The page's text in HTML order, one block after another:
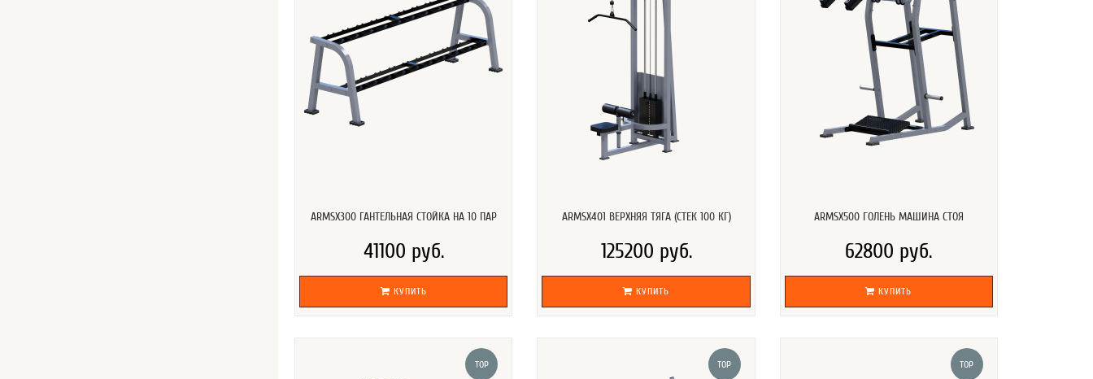
ARMSX300 ГАНТЕЛЬНАЯ СТОЙКА НА 10 ПАР
41100 руб.
КУПИТЬ
ARMSX401 ВЕРХНЯЯ ТЯГА (СТЕК 100 КГ)
125200 руб.
КУПИТЬ
ARMSX500 ГОЛЕНЬ МАШИНА СТОЯ
62800 руб.
КУПИТЬ
TOP TOP TOP